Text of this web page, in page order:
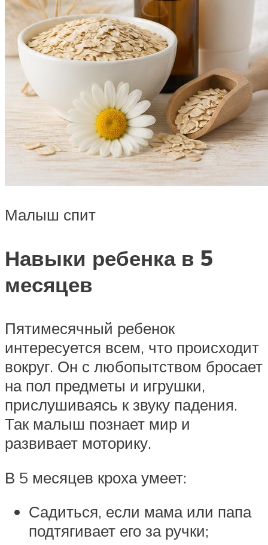
Малыш спит
Навыки ребенка в 5
месяцев
Пятимесячный ребенок
интересуется всем, что происходит
вокруг. Он с любопытством бросает
на пол предметы и игрушки,
прислушиваясь к звуку падения.
Так малыш познает мир и
развивает моторику.
В 5 месяцев кроха умеет:
Садиться, если мама или папа
подтягивает его за ручки;